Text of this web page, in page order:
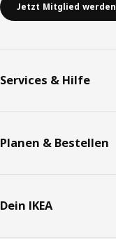
Jetzt Mitglied werden
Services & Hilfe
Planen & Bestellen
Dein IKEA